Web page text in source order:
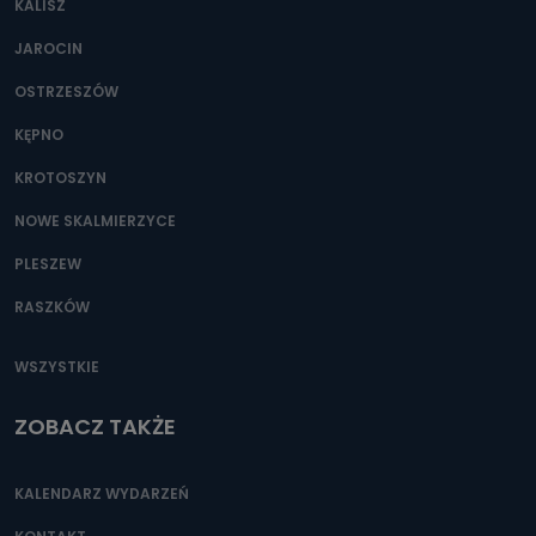
Można to zrobić pod numerem telefonu 62 735-51-05 lub
KALISZ
JAROCIN
OSTRZESZÓW
KĘPNO
KROTOSZYN
NOWE SKALMIERZYCE
PLESZEW
RASZKÓW
WSZYSTKIE
ZOBACZ TAKŻE
KALENDARZ WYDARZEŃ